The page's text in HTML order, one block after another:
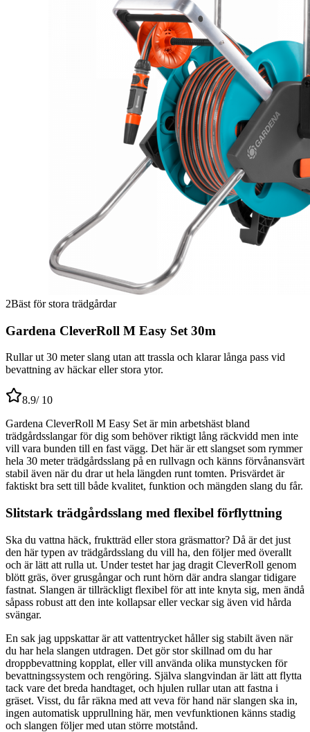
2Bäst för stora trädgårdar
Gardena CleverRoll M Easy Set 30m
Rullar ut 30 meter slang utan att trassla och klarar långa pass vid
bevattning av häckar eller stora ytor.
8.9/ 10
Gardena CleverRoll M Easy Set är min arbetshäst bland
trädgårdsslangar för dig som behöver riktigt lång räckvidd men inte
vill vara bunden till en fast vägg. Det här är ett slangset som rymmer
hela 30 meter trädgårdsslang på en rullvagn och känns förvånansvärt
stabil även när du drar ut hela längden runt tomten. Prisvärdet är
faktiskt bra sett till både kvalitet, funktion och mängden slang du får.
Slitstark trädgårdsslang med flexibel förflyttning
Ska du vattna häck, fruktträd eller stora gräsmattor? Då är det just
den här typen av trädgårdsslang du vill ha, den följer med överallt
och är lätt att rulla ut. Under testet har jag dragit CleverRoll genom
blött gräs, över grusgångar och runt hörn där andra slangar tidigare
fastnat. Slangen är tillräckligt flexibel för att inte knyta sig, men ändå
såpass robust att den inte kollapsar eller veckar sig även vid hårda
svängar.
En sak jag uppskattar är att vattentrycket håller sig stabilt även när
du har hela slangen utdragen. Det gör stor skillnad om du har
droppbevattning kopplat, eller vill använda olika munstycken för
bevattningssystem och rengöring. Själva slangvindan är lätt att flytta
tack vare det breda handtaget, och hjulen rullar utan att fastna i
gräset. Visst, du får räkna med att veva för hand när slangen ska in,
ingen automatisk upprullning här, men vevfunktionen känns stadig
och slangen följer med utan större motstånd.